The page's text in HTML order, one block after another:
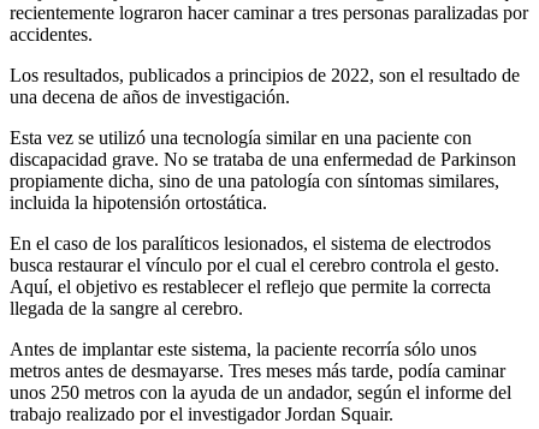
recientemente lograron hacer caminar a tres personas paralizadas por
accidentes.
Los resultados, publicados a principios de 2022, son el resultado de
una decena de años de investigación.
Esta vez se utilizó una tecnología similar en una paciente con
discapacidad grave. No se trataba de una enfermedad de Parkinson
propiamente dicha, sino de una patología con síntomas similares,
incluida la hipotensión ortostática.
En el caso de los paralíticos lesionados, el sistema de electrodos
busca restaurar el vínculo por el cual el cerebro controla el gesto.
Aquí, el objetivo es restablecer el reflejo que permite la correcta
llegada de la sangre al cerebro.
Antes de implantar este sistema, la paciente recorría sólo unos
metros antes de desmayarse. Tres meses más tarde, podía caminar
unos 250 metros con la ayuda de un andador, según el informe del
trabajo realizado por el investigador Jordan Squair.